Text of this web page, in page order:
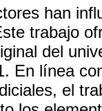
han
trabajo
del
En línea
el